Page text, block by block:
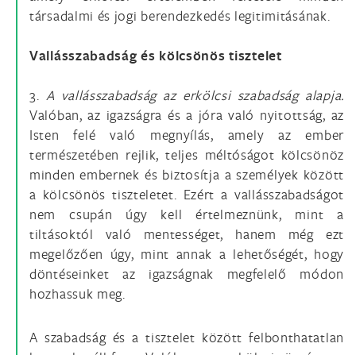
társadalmi és jogi berendezkedés legitimitásának.
Vallásszabadság és kölcsönös tisztelet
3. A vallásszabadság az erkölcsi szabadság alapja.
Valóban, az igazságra és a jóra való nyitottság, az
Isten felé való megnyílás, amely az ember
természetében rejlik, teljes méltóságot kölcsönöz
minden embernek és biztosítja a személyek között
a kölcsönös tiszteletet. Ezért a vallásszabadságot
nem csupán úgy kell értelmeznünk, mint a
tiltásoktól való mentességet, hanem még ezt
megelőzően úgy, mint annak a lehetőségét, hogy
döntéseinket az igazságnak megfelelő módon
hozhassuk meg.
A szabadság és a tisztelet között felbonthatatlan